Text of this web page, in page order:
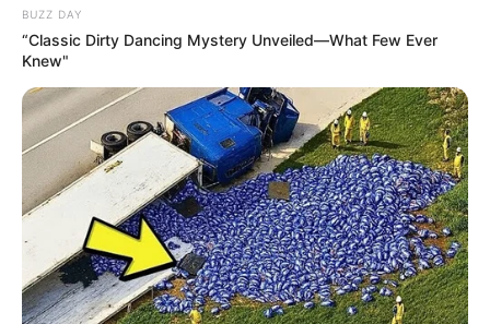
BUZZ DAY
“Classic Dirty Dancing Mystery Unveiled—What Few Ever
Knew"